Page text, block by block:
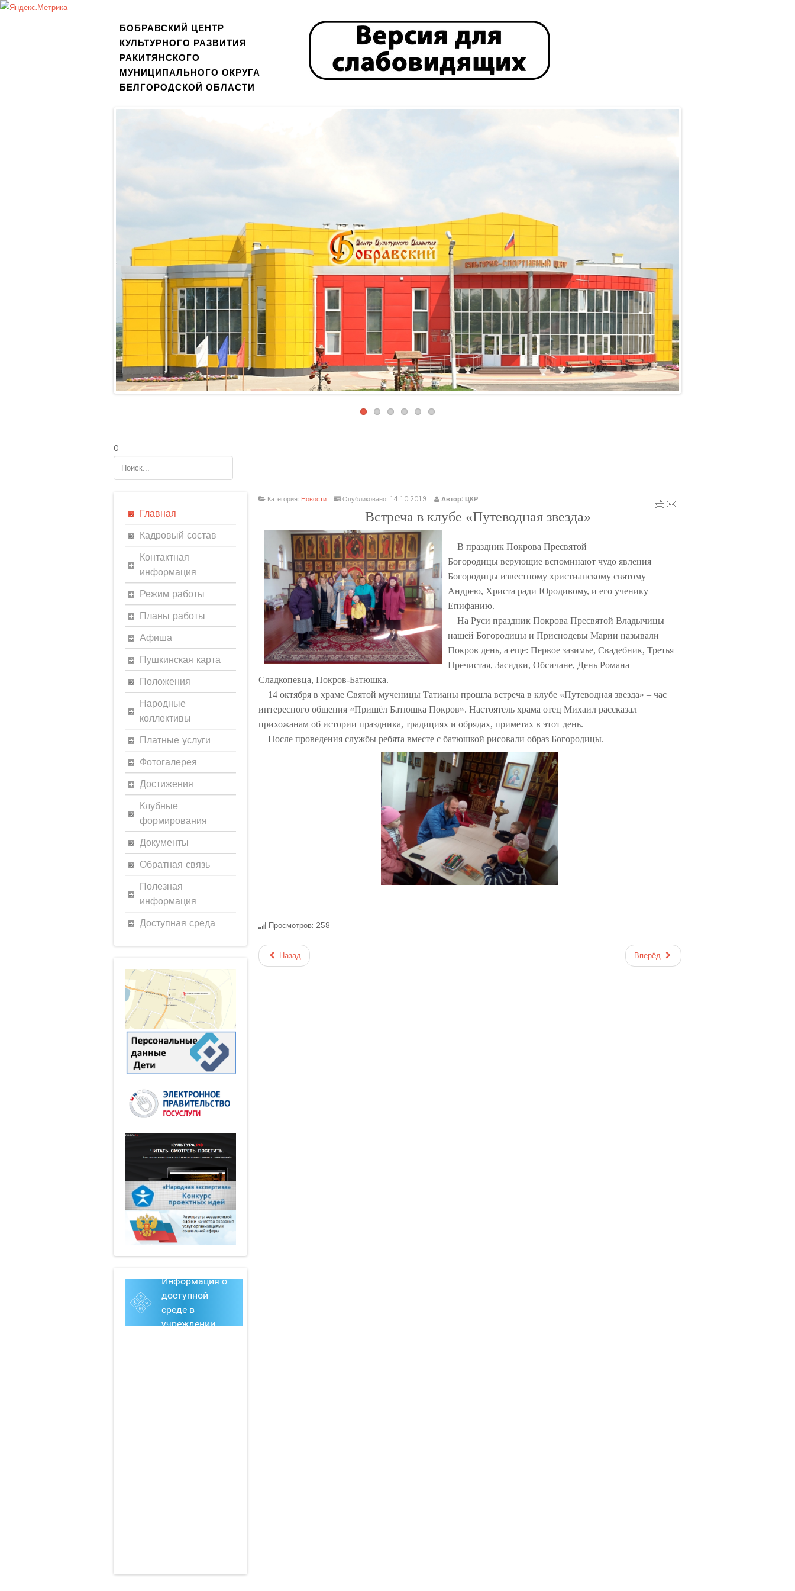
БОБРАВСКИЙ ЦЕНТР
КУЛЬТУРНОГО РАЗВИТИЯ
РАКИТЯНСКОГО
МУНИЦИПАЛЬНОГО ОКРУГА
БЕЛГОРОДСКОЙ ОБЛАСТИ
0
Главная
Кадровый состав
Контактная
информация
Режим работы
Планы работы
Афиша
Пушкинская карта
Положения
Народные
коллективы
Платные услуги
Фотогалерея
Достижения
Клубные
формирования
Документы
Обратная связь
Полезная
информация
Доступная среда
nachodki.ruинтернет-магазин
Категория: Новости Опубликовано: 14.10.2019 Автор: ЦКР
Встреча в клубе «Путеводная звезда»
В праздник Покрова Пресвятой
Богородицы верующие вспоминают чудо явления
Богородицы известному христианскому святому
Андрею, Христа ради Юродивому, и его ученику
Епифанию.
На Руси праздник Покрова Пресвятой Владычицы
нашей Богородицы и Приснодевы Марии называли
Покров день, а еще: Первое зазимье, Свадебник, Третья
Пречистая, Засидки, Обсичане, День Романа
Сладкопевца, Покров-Батюшка.
14 октября в храме Святой мученицы Татианы прошла встреча в клубе «Путеводная звезда» – час
интересного общения «Пришёл Батюшка Покров». Настоятель храма отец Михаил рассказал
прихожанам об истории праздника, традициях и обрядах, приметах в этот день.
После проведения службы ребята вместе с батюшкой рисовали образ Богородицы.
Просмотров: 258
Назад Вперёд